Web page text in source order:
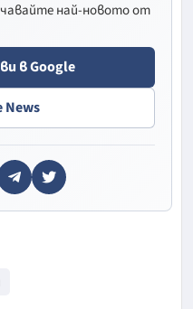
най-новото от
в Google
News